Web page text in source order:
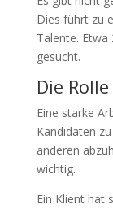
Dies führt zu
Talente. Etwa
gesucht.
Die
Eine starke
Kandidaten
anderen
wichtig.
Ein Klient hat